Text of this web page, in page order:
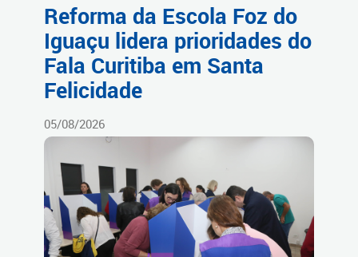
Reforma da Escola Foz do
Iguaçu lidera prioridades do
Fala Curitiba em Santa
Felicidade
05/08/2026